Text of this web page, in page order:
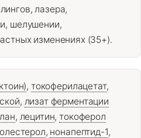
лазера,
шелушении,
изменениях (35+).
, токоферилацетат,
, лизат ферментации
, лецитин,токоферол
, нонапептид-1,